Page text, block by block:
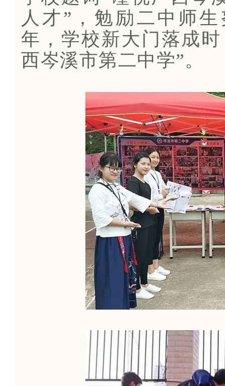
人才”，勉励二中师
年，学校新大门落成
西岑溪市第二中学”。